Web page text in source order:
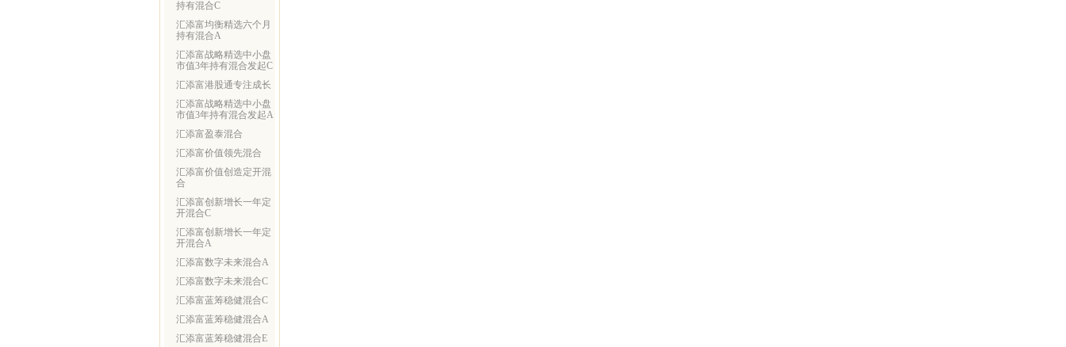
持有混合C
汇添富均衡精选六个月
持有混合A
汇添富战略精选中小盘
市值3年持有混合发起C
汇添富港股通专注成长
汇添富战略精选中小盘
市值3年持有混合发起A
汇添富盈泰混合
汇添富价值领先混合
汇添富价值创造定开混
合
汇添富创新增长一年定
开混合C
汇添富创新增长一年定
开混合A
汇添富数字未来混合A
汇添富数字未来混合C
汇添富蓝筹稳健混合C
汇添富蓝筹稳健混合A
汇添富蓝筹稳健混合E